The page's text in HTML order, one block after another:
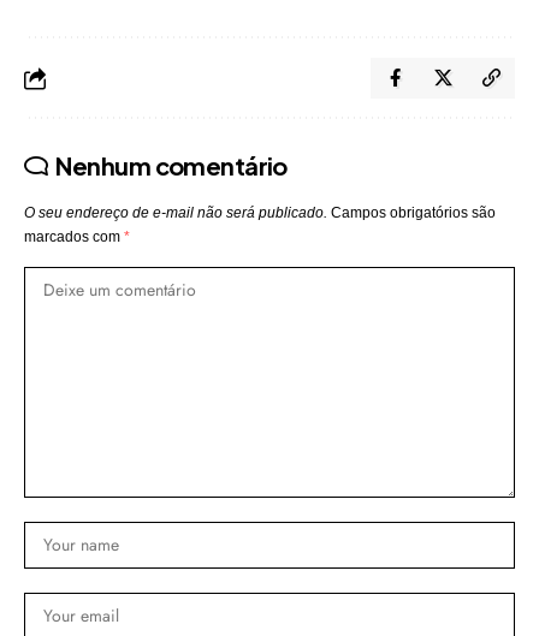
Nenhum comentário
O seu endereço de e-mail não será publicado. Campos obrigatórios são
marcados com *